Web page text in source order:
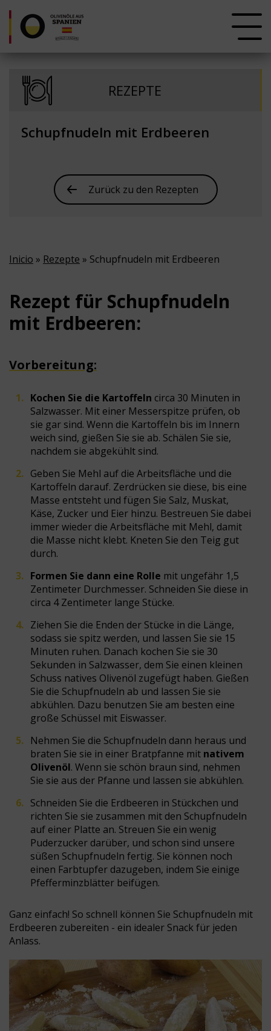
REZEPTE
Schupfnudeln mit Erdbeeren
Zurück zu den Rezepten
Inicio » Rezepte » Schupfnudeln mit Erdbeeren
Rezept für Schupfnudeln
mit Erdbeeren:
Vorbereitung:
Kochen Sie die Kartoffeln circa 30 Minuten in
Salzwasser. Mit einer Messerspitze prüfen, ob
sie gar sind. Wenn die Kartoffeln bis im Innern
weich sind, gießen Sie sie ab. Schälen Sie sie,
nachdem sie abgekühlt sind.
Geben Sie Mehl auf die Arbeitsfläche und die
Kartoffeln darauf. Zerdrücken sie diese, bis eine
Masse entsteht und fügen Sie Salz, Muskat,
Käse, Zucker und Eier hinzu. Bestreuen Sie dabei
immer wieder die Arbeitsfläche mit Mehl, damit
die Masse nicht klebt. Kneten Sie den Teig gut
durch.
Formen Sie dann eine Rolle mit ungefähr 1,5
Zentimeter Durchmesser. Schneiden Sie diese in
circa 4 Zentimeter lange Stücke.
Ziehen Sie die Enden der Stücke in die Länge,
sodass sie spitz werden, und lassen Sie sie 15
Minuten ruhen. Danach kochen Sie sie 30
Sekunden in Salzwasser, dem Sie einen kleinen
Schuss natives Olivenöl zugefügt haben. Gießen
Sie die Schupfnudeln ab und lassen Sie sie
abkühlen. Dazu benutzen Sie am besten eine
große Schüssel mit Eiswasser.
Nehmen Sie die Schupfnudeln dann heraus und
braten Sie sie in einer Bratpfanne mit nativem
Olivenöl. Wenn sie schön braun sind, nehmen
Sie sie aus der Pfanne und lassen sie abkühlen.
Schneiden Sie die Erdbeeren in Stückchen und
richten Sie sie zusammen mit den Schupfnudeln
auf einer Platte an. Streuen Sie ein wenig
Puderzucker darüber, und schon sind unsere
süßen Schupfnudeln fertig. Sie können noch
einen Farbtupfer dazugeben, indem Sie einige
Pfefferminzblätter beifügen.
Ganz einfach! So schnell können Sie Schupfnudeln mit
Erdbeeren zubereiten - ein idealer Snack für jeden
Anlass.